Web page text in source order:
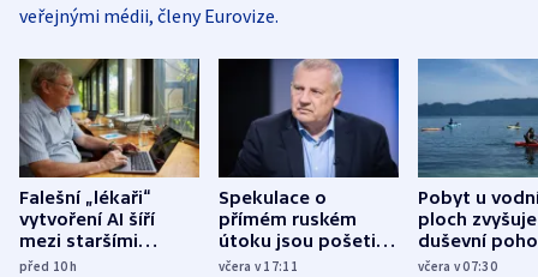
veřejnými médii, členy Eurovize.
Falešní „lékaři“
vytvoření AI šíří
mezi staršími
Poláky nebezpečné
před 10h
Spekulace o
přímém ruském
útoku jsou pošetilé,
míní estonský
včera v 17:11
Pobyt u
ploch zvyšuje
duševní
ukázala
včera v 07:30